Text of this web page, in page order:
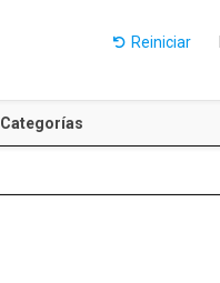
Reiniciar
Categorías